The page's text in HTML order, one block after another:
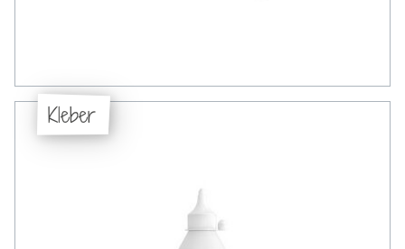
Kleber